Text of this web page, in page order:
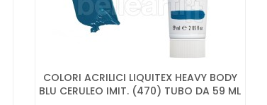
COLORI ACRILICI LIQUITEX HEAVY BODY
BLU CERULEO IMIT. (470) TUBO DA 59 ML